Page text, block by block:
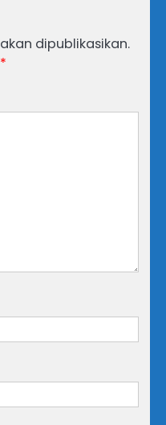
dipublikasikan.
*